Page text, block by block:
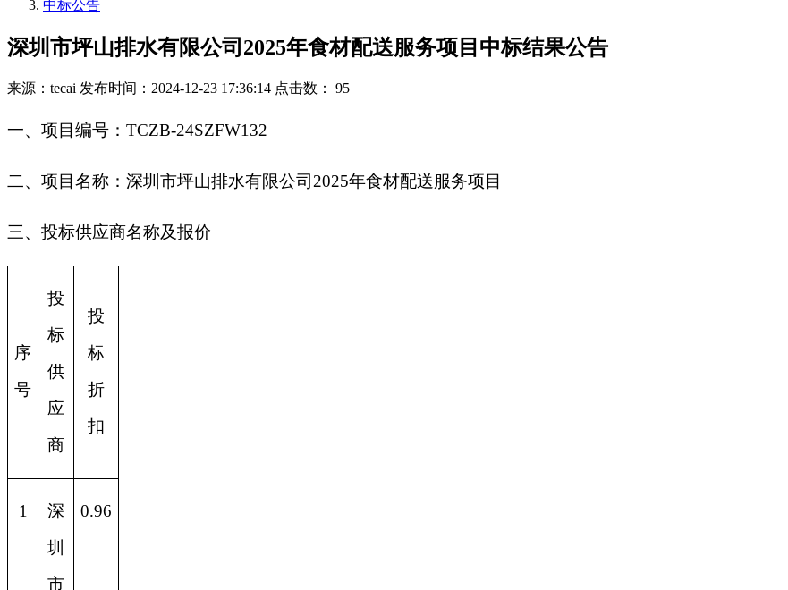
中标公告
深圳市坪山排水有限公司2025年食材配送服务项目中标结果公告
来源：tecai 发布时间：2024-12-23 17:36:14 点击数： 95
一、 项目编号：TCZB-24SZFW132
二、项目名称：深圳市坪山排水有限公司2025年食材配送服务项目
三、投标供应商名称及报价
序
号
投
标
供
应
商
投
标
折
扣
1
深
圳
市
0.96